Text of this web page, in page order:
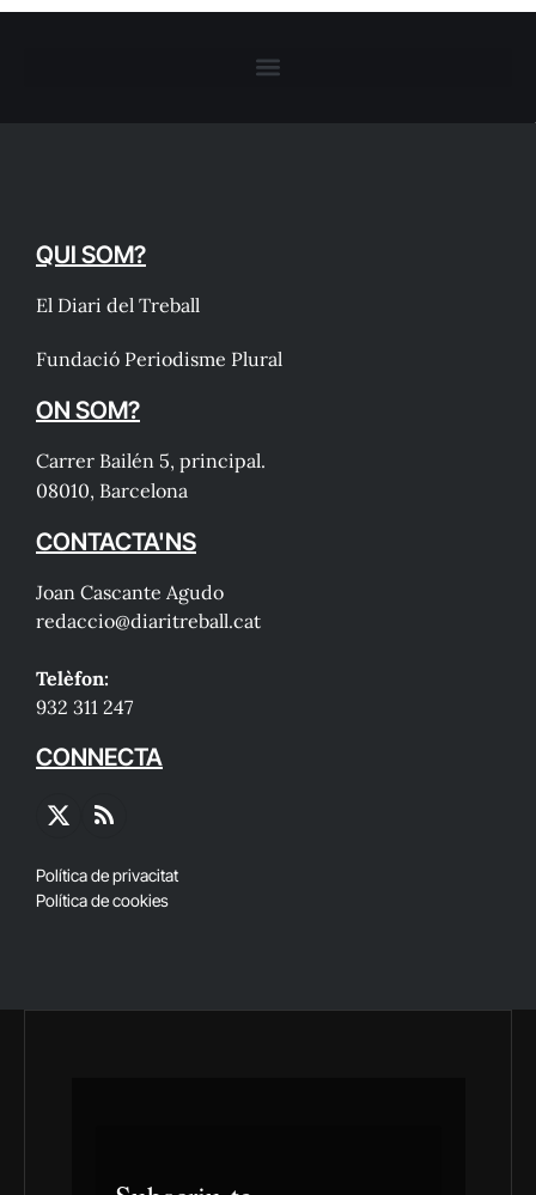
QUI SOM?
El Diari del Treball
Fundació Periodisme Plural
ON SOM?
Carrer Bailén 5, principal.
08010, Barcelona
CONTACTA'NS
Joan Cascante Agudo
redaccio@diaritreball.cat
Telèfon:
932 311 247
CONNECTA
X
RSS
Política de privacitat
Política de cookies